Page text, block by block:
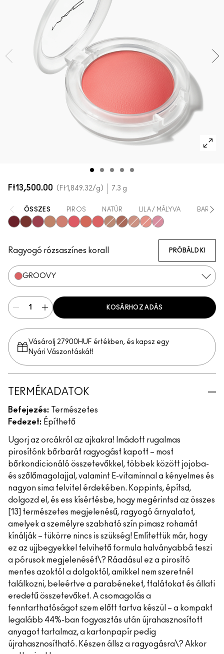
AZ ARCRA VALÓ ÖSSZES TERMÉK
Mini M·A·C
A SZEMRE VALÓ ÖSSZES TERMÉK
AZ ÖSSZES ECSET
Ft13,500.00 Ft1,849.32/g 7.3 g
ÖSSZES PIROS NATÚR LILA / MÁLYVA BARACK
Ragyogó rózsaszínes korall PRÓBÁLD KI
GROOVY
KOSÁRHOZ ADÁS
Vásárolj 27900HUF értékben, és kapsz egy
Nyári Vászontáskát!
TERMÉKADATOK
Befejezés:
Természetes
Fedezet: Építhető
Ugorj az orcákról az ajkakra! Imádott rugalmas
pirosítónk bőrbarát ragyogást kapott – most
bőrkondicionáló összetevőkkel, többek között jojoba-
és szőlőmagolajjal, valamint E-vitaminnal a kényelmes és
nagyon sima felvitel érdekében. Koppints, építsd,
dolgozd el, és ess kísértésbe, hogy megérintsd az összes
[13] természetes megjelenésű, ragyogó árnyalatot,
amelyek a személyre szabható szín pimasz rohamát
kínálják – tükörre nincs is szükség! Említettük már, hogy
ez az ujjbegyekkel felvihető formula halványabbá teszi
a pórusok megjelenését\? Ráadásul ez a pirosító
mentes azoktól a dolgoktól, amikkel nem szeretnél
találkozni, beleértve a parabéneket, ftalátokat és állati
eredetű összetevőket. A csomagolás a
fenntarthatóságot szem előtt tartva készül – a kompakt
legalább 44%-ban fogyasztás után újrahasznosított
anyagot tartalmaz, a kartonpapír pedig
újrahasznosítható. Készen állsz a ragyogásra\? Akkor